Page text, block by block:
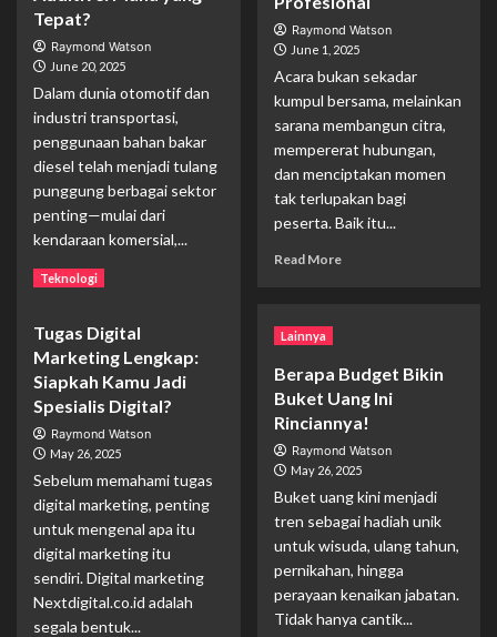
Mobil
&
Dana
Talangan
Pribadi
di
Jakarta
dan
Sekitarnya
dalam
Menjaga
Kebersihan
Properti
Tepat?
Raymond Watson
June 20, 2025
Dalam dunia otomotif dan
industri transportasi,
penggunaan bahan bakar
diesel telah menjadi tulang
punggung berbagai sektor
penting—mulai dari
kendaraan komersial,...
Read MoreRead
Perbedaan
Biodiesel
Additive
dan
Diesel
Additive:
Mana
yang
Tepat?
Raymond Watson
June 1, 2025
Acara bukan sekadar
kumpul bersama, melainkan
sarana membangun citra,
mempererat hubungan,
dan menciptakan momen
tak terlupakan bagi
peserta. Baik itu...
Read MoreRead
Ini
Manfaat
Menggunakan
Jasa
Event
Organizer
Profesional
Teknologi
Tugas Digital
Marketing Lengkap:
Siapkah Kamu Jadi
Spesialis Digital?
Raymond Watson
May 26, 2025
Sebelum memahami tugas
digital marketing, penting
untuk mengenal apa itu
digital marketing itu
sendiri. Digital marketing
Nextdigital.co.id adalah
segala bentuk...
Lainnya
Berapa Budget Bikin
Buket Uang Ini
Rinciannya!
Raymond Watson
May 26, 2025
Buket uang kini menjadi
tren sebagai hadiah unik
untuk wisuda, ulang tahun,
pernikahan, hingga
perayaan kenaikan jabatan.
Tidak hanya cantik...